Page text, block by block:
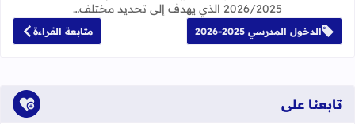
2026/2025 الذي يهدف إلى تحديد مختلف…
الدخول المدرسي 2025-2026 متابعة القراءة
تابعنا على